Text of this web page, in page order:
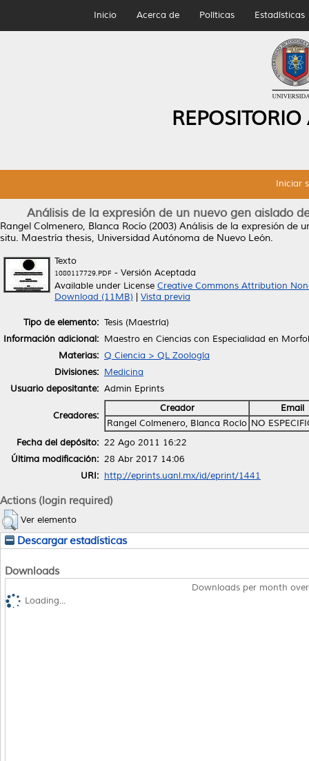
Inicio Acerca de Políticas Estadísticas
Iniciar
Análisis de la expresión de un nuevo gen aislado
Rangel Colmenero, Blanca Rocío (2003) Análisis de la expresión de
situ. Maestría thesis, Universidad Autónoma de Nuevo León.
Texto
1080117729.PDF - Versión Aceptada
Available under License Creative Commons Attribution
Download (11MB)
Vista previa
Tipo de elemento: Tesis (Maestría)
Información adicional: Maestro en Ciencias con Especialidad en
Materias: Q Ciencia > QL Zoología
Divisiones: Medicina
Usuario depositante: Admin Eprints
Creadores:
Creador
Email
Rangel Colmenero, Blanca Rocío NO
Fecha del depósito: 22 Ago 2011 16:22
Última modificación: 28 Abr 2017 14:06
URI: http://eprints.uanl.mx/id/eprint/1441
Actions (login required)
Ver elemento
Descargar estadísticas
Downloads
Downloads per month
Loading...